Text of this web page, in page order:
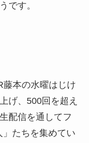
です。
藤本の水曜はじけ
げ、500回を超え
配信を通してフ
」たちを集めてい